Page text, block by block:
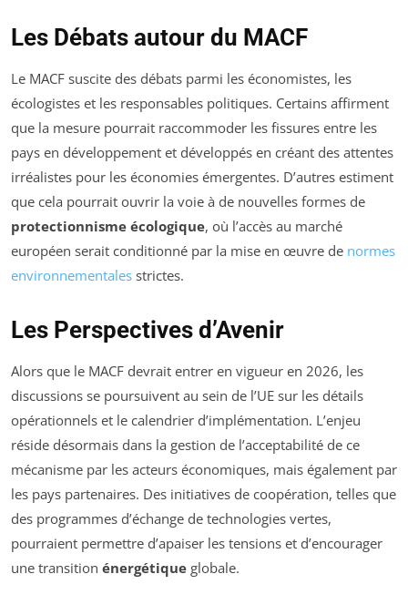
Les Débats autour du MACF
Le MACF suscite des débats parmi les économistes, les
écologistes et les responsables politiques. Certains affirment
que la mesure pourrait raccommoder les fissures entre les
pays en développement et développés en créant des attentes
irréalistes pour les économies émergentes. D’autres estiment
que cela pourrait ouvrir la voie à de nouvelles formes de
protectionnisme écologique, où l’accès au marché
européen serait conditionné par la mise en œuvre de normes
environnementales strictes.
Les Perspectives d’Avenir
Alors que le MACF devrait entrer en vigueur en 2026, les
discussions se poursuivent au sein de l’UE sur les détails
opérationnels et le calendrier d’implémentation. L’enjeu
réside désormais dans la gestion de l’acceptabilité de ce
mécanisme par les acteurs économiques, mais également par
les pays partenaires. Des initiatives de coopération, telles que
des programmes d’échange de technologies vertes,
pourraient permettre d’apaiser les tensions et d’encourager
une transition énergétique globale.